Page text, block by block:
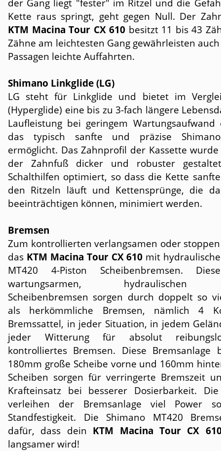
der Gang liegt "fester" im Ritzel und die
Kette raus springt, geht gegen Null. Der
KTM Macina Tour CX 610 besitzt 11 bis 43
Zähne am leichtesten Gang gewährleisten
Passagen leichte Auffahrten.
Shimano Linkglide (LG)
LG steht für Linkglide und bietet im
(Hyperglide) eine bis zu 3-fach längere
Laufleistung bei geringem Wartungsaufwand
das typisch sanfte und präzise
ermöglicht. Das Zahnprofil der Kassette
der Zahnfuß dicker und robuster
Schalthilfen optimiert, so dass die Kette
den Ritzeln läuft und Kettensprünge, die
beeinträchtigen können, minimiert werden.
Bremsen
Zum kontrollierten verlangsamen oder
das KTM Macina Tour CX 610 mit
MT420 4-Piston Scheibenbremsen.
wartungsarmen, hydraulischen
Scheibenbremsen sorgen durch doppelt so
als herkömmliche Bremsen, nämlich 4
Bremssattel, in jeder Situation, in jedem
jeder Witterung für absolut
kontrolliertes Bremsen. Diese Bremsanlage
180mm große Scheibe vorne und 160mm
Scheiben sorgen für verringerte Bremszeit
Krafteinsatz bei besserer Dosierbarkeit.
verleihen der Bremsanlage viel Power
Standfestigkeit. Die Shimano MT420
dafür, dass dein KTM Macina Tour CX
langsamer wird!